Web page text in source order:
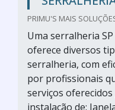
PRIMU'S MAIS
Uma serralheria
oferece diversos
serralheria, com
por profissionais
serviços
instalação de: